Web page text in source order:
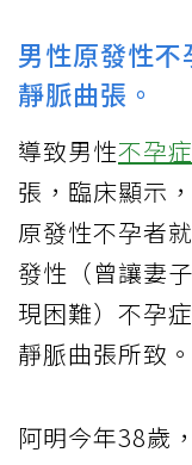
男性原發性
靜脈曲張。
導致男性不孕症
張，臨床顯示
原發性不孕者
發性（曾讓妻
現困難）不孕
靜脈曲張所致。
阿明今年38歲